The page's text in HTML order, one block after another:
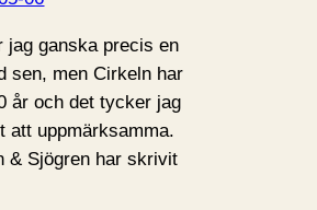
ganska precis en
sen, men Cirkeln har
år och det tycker jag
att uppmärksamma.
& Sjögren har skrivit